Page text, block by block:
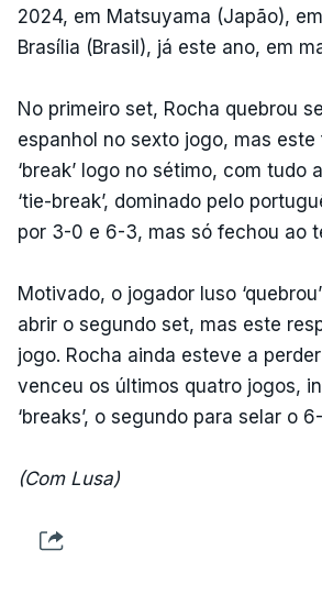
2024, em Matsuyama (Japão),
Brasília (Brasil), já este ano, em
No primeiro set, Rocha quebrou
espanhol no sexto jogo, mas
‘break’ logo no sétimo, com tudo
‘tie-break’, dominado pelo
por 3-0 e 6-3, mas só fechou ao
Motivado, o jogador luso
abrir o segundo set, mas este
jogo. Rocha ainda esteve a
venceu os últimos quatro jogos,
‘breaks’, o segundo para selar o
(Com Lusa)